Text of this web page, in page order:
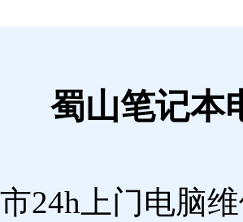
蜀山笔记本
24h上门电脑